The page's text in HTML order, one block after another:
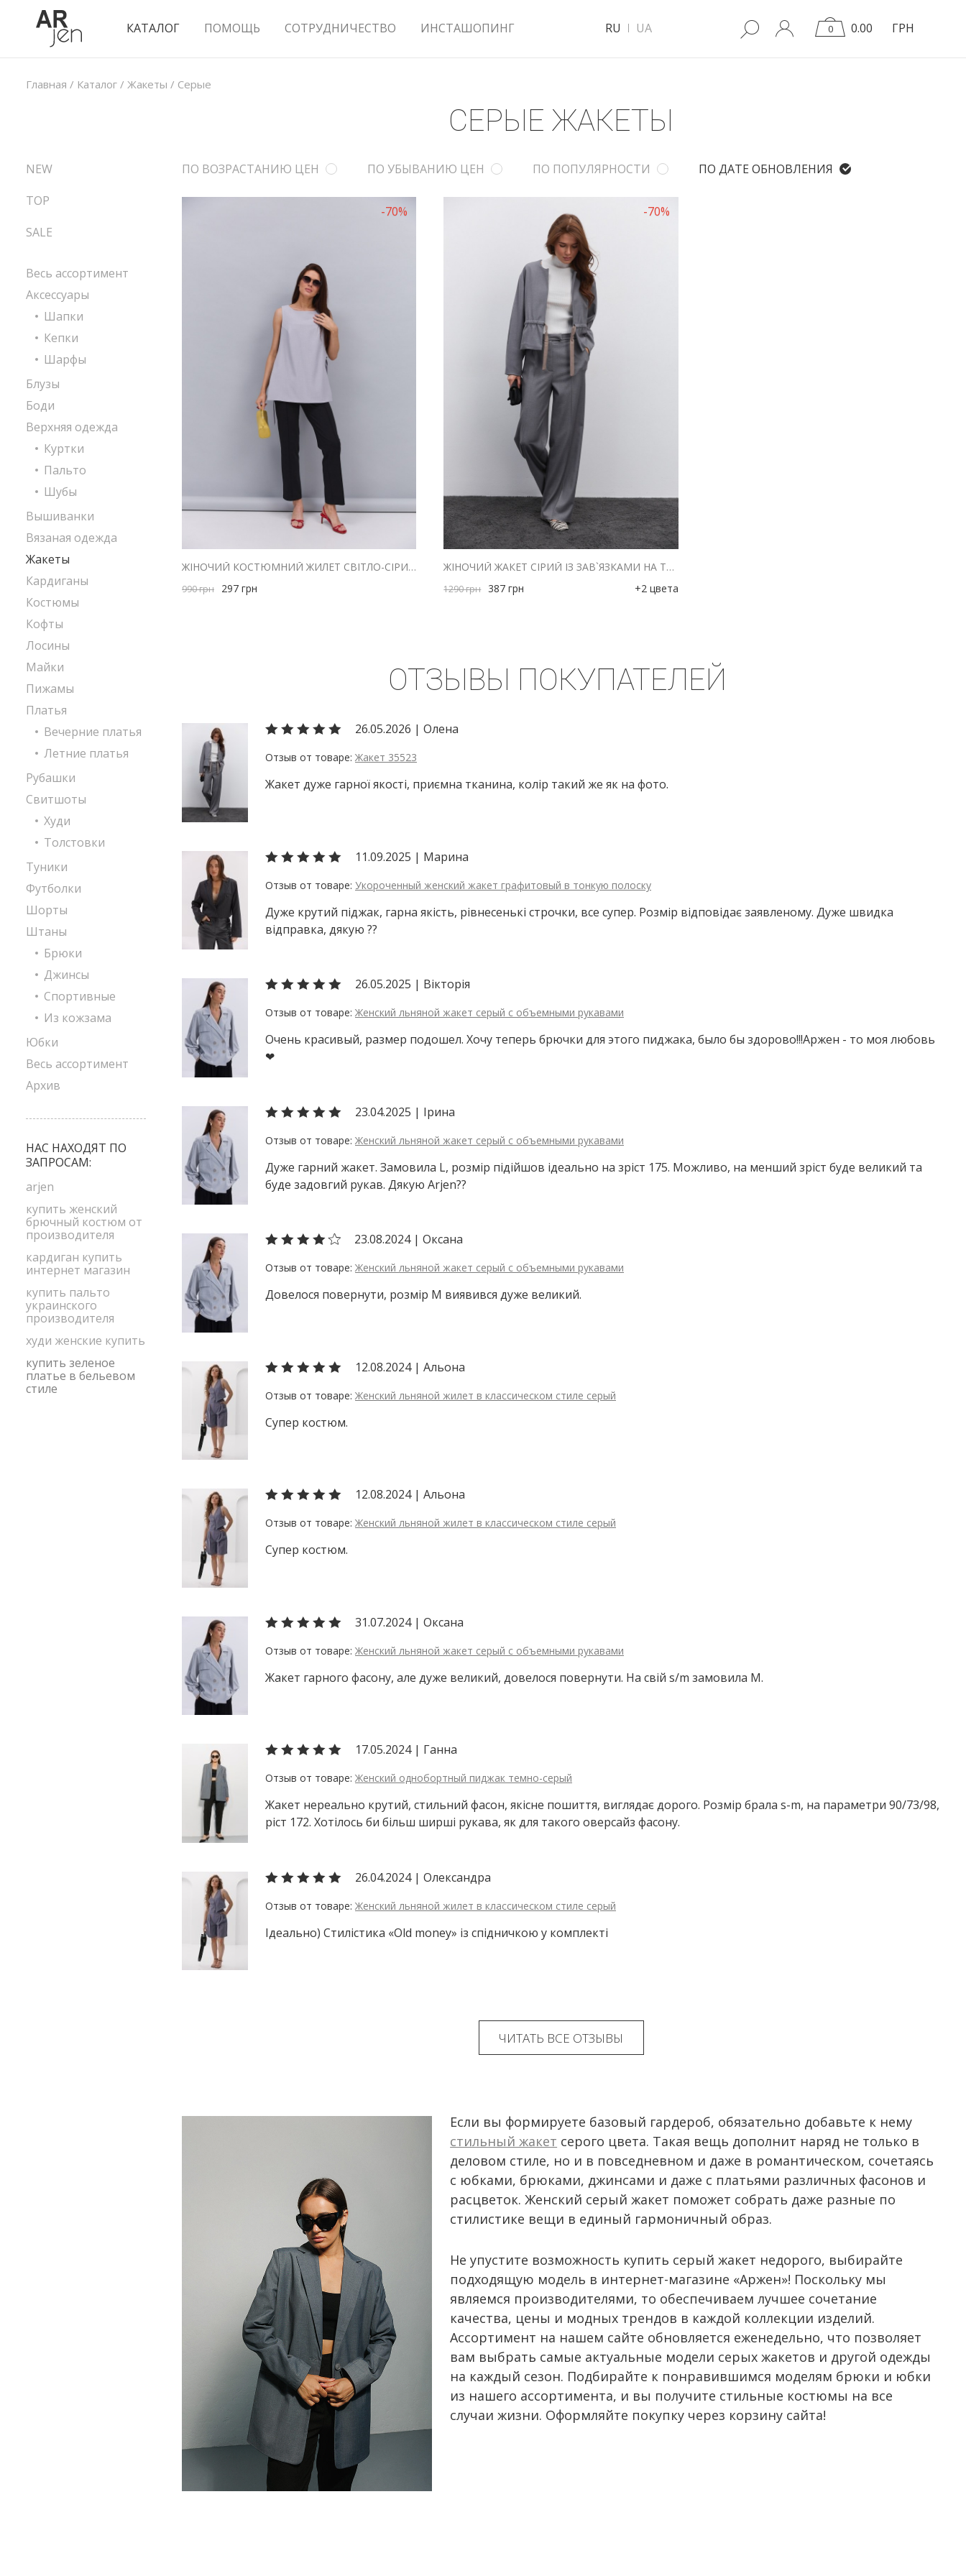
КАТАЛОГ ПОМОЩЬ СОТРУДНИЧЕСТВО ИНСТАШОПИНГ RU UA 0 0.00 ГРН
Главная / Каталог / Жакеты / Серые
СЕРЫЕ ЖАКЕТЫ
Если вы формируете базовый гардероб, обязательно добавьте к нему
стильный жакет серого цвета. Такая вещь дополнит наряд не только в
деловом стиле, но и в повседневном и даже в романтическом, сочетаясь
с юбками, брюками, джинсами и даже с платьями различных фасонов и
расцветок. Женский серый жакет поможет собрать даже разные по
стилистике вещи в единый гармоничный образ.
Не упустите возможность купить серый жакет недорого, выбирайте
подходящую модель в интернет-магазине «Аржен»! Поскольку мы
являемся производителями, то обеспечиваем лучшее сочетание
качества, цены и модных трендов в каждой коллекции изделий.
Ассортимент на нашем сайте обновляется еженедельно, что позволяет
вам выбрать самые актуальные модели серых жакетов и другой одежды
на каждый сезон. Подбирайте к понравившимся моделям брюки и юбки
из нашего ассортимента, и вы получите стильные костюмы на все
случаи жизни. Оформляйте покупку через корзину сайта!
ПО ВОЗРАСТАНИЮ ЦЕН ПО УБЫВАНИЮ ЦЕН ПО ПОПУЛЯРНОСТИ ПО ДАТЕ ОБНОВЛЕНИЯ
-70%
ЖІНОЧИЙ КОСТЮМНИЙ ЖИЛЕТ СВІТЛО-СІРИЙ ІЗ ЗАВ`ЯЗКАМИ З БОКІВ
990грн 297 грн
-70%
ЖІНОЧИЙ ЖАКЕТ СІРИЙ ІЗ ЗАВ`ЯЗКАМИ НА ТАЛІЇ
1290грн 387 грн +2 цвета
ОТЗЫВЫ ПОКУПАТЕЛЕЙ
26.05.2026 | Олена
Жакет 35523
Жакет дуже гарної якості, приємна тканина, колір такий же як на фото.
11.09.2025 | Марина
Укороченный женский жакет графитовый в тонкую полоску
Дуже крутий піджак, гарна якість, рівнесенькі строчки, все супер. Розмір відповідає заявленому. Дуже швидка
відправка, дякую ??
26.05.2025 | Вікторія
Женский льняной жакет серый с объемными рукавами
Очень красивый, размер подошел. Хочу теперь брючки для этого пиджака, было бы здорово!!!Аржен - то моя любовь
❤
23.04.2025 | Ірина
Женский льняной жакет серый с объемными рукавами
Дуже гарний жакет. Замовила L, розмір підійшов ідеально на зріст 175. Можливо, на менший зріст буде великий та
буде задовгий рукав. Дякую Arjen??
23.08.2024 | Оксана
Женский льняной жакет серый с объемными рукавами
Довелося повернути, розмір М виявився дуже великий.
12.08.2024 | Альона
Женский льняной жилет в классическом стиле серый
Супер костюм.
12.08.2024 | Альона
Женский льняной жилет в классическом стиле серый
Супер костюм.
31.07.2024 | Оксана
Женский льняной жакет серый с объемными рукавами
Жакет гарного фасону, але дуже великий, довелося повернути. На свій s/m замовила М.
17.05.2024 | Ганна
Женский однобортный пиджак темно-серый
Жакет нереально крутий, стильний фасон, якісне пошиття, виглядає дорого. Розмір брала s-m, на параметри 90/73/98,
ріст 172. Хотілось би більш ширші рукава, як для такого оверсайз фасону.
26.04.2024 | Олександра
Женский льняной жилет в классическом стиле серый
Ідеально) Стилістика «Old money» із спідничкою у комплекті
ЧИТАТЬ ВСЕ ОТЗЫВЫ
NEW
TOP
SALE
Весь ассортимент
Аксессуары
Шапки
Кепки
Шарфы
Блузы
Боди
Верхняя одежда
Куртки
Пальто
Шубы
Вышиванки
Вязаная одежда
Жакеты
Кардиганы
Костюмы
Кофты
Лосины
Майки
Пижамы
Платья
Вечерние платья
Летние платья
Рубашки
Свитшоты
Худи
Толстовки
Туники
Футболки
Шорты
Штаны
Брюки
Джинсы
Спортивные
Из кожзама
Юбки
Весь ассортимент
Архив
НАС НАХОДЯТ ПО
ЗАПРОСАМ:
arjen
купить женский
брючный костюм от
производителя
кардиган купить
интернет магазин
купить пальто
украинского
производителя
худи женские купить
купить зеленое
платье в бельевом
стиле